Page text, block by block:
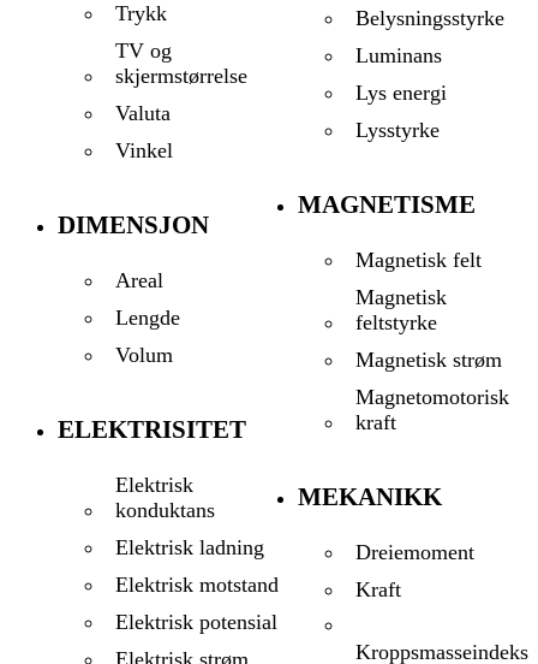
Trykk
TV og
skjermstørrelse
Valuta
Vinkel
DIMENSJON
Areal
Lengde
Volum
ELEKTRISITET
Elektrisk
konduktans
Elektrisk ladning
Elektrisk motstand
Elektrisk potensial
Belysningsstyrke
Luminans
Lys energi
Lysstyrke
MAGNETISME
Magnetisk felt
Magnetisk
feltstyrke
Magnetisk strøm
Magnetomotorisk
kraft
MEKANIKK
Dreiemoment
Kraft
Kroppsmasseindeks